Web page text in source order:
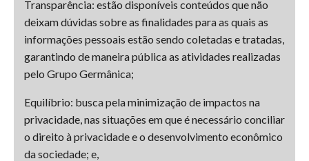
Transparência: estão disponíveis conteúdos que não
deixam dúvidas sobre as finalidades para as quais as
informações pessoais estão sendo coletadas e tratadas,
garantindo de maneira pública as atividades realizadas
pelo Grupo Germânica;
Equilíbrio: busca pela minimização de impactos na
privacidade, nas situações em que é necessário conciliar
o direito à privacidade e o desenvolvimento econômico
da sociedade; e,